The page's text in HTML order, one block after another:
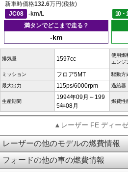
新車時価格132.6万円(税抜)
JC08
-km/L 10・
満タンでどこまで走る？
-km
排気量 1597cc
使用燃
エンジ
ミッション フロア5MT 駆動方
最大出力 115ps/6000rpm 過給器
生産期間
1994年09月～199
5年08月
燃費性
▲レーザー FE ディー
レーザーの他のモデルの燃費情報
フォードの他の車の燃費情報